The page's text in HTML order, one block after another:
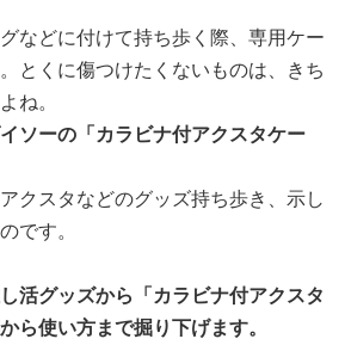
などに付けて持ち歩く際、専用ケー
とくに傷つけたくないものは、きち
ね。
ソーの「カラビナ付アクスタケー
クスタなどのグッズ持ち歩き、示し
です。
活グッズから「カラビナ付アクスタ
ら使い方まで掘り下げます。